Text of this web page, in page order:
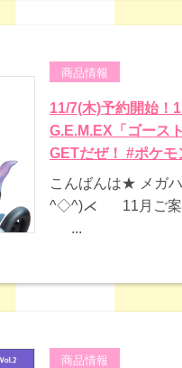
商品情報
11/7(木)予約開始！
G.E.M.EX「ゴース
GETだぜ！ #ポケ
こんばんは★ メガ
^◇^)⋌ 11月ご案内
...
商品情報